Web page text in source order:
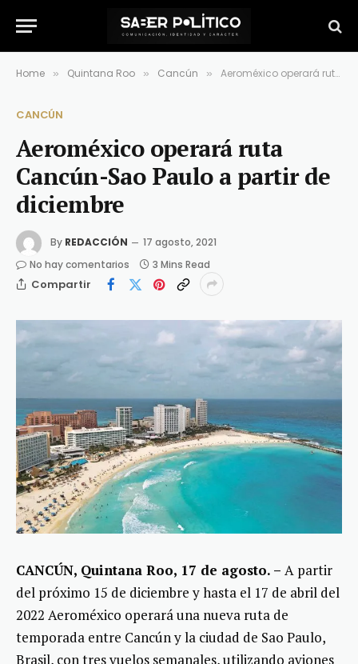
Home » Quintana Roo » Cancún » Aeroméxico operará ruta Cancún-Sao Paulo a partir de diciembre
CANCÚN
Aeroméxico operará ruta
Cancún-Sao Paulo a partir de
diciembre
By REDACCIÓN
17 agosto, 2021
No hay comentarios
3 Mins Read
Compartir
CANCÚN, Quintana Roo, 17 de agosto. – A partir
del próximo 15 de diciembre y hasta el 17 de abril del
2022 Aeroméxico operará una nueva ruta de
temporada entre Cancún y la ciudad de Sao Paulo,
Brasil, con tres vuelos semanales, utilizando aviones